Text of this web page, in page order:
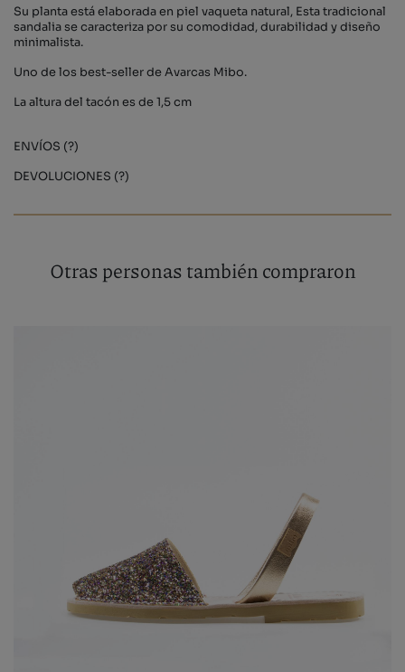
Su planta está elaborada en piel vaqueta natural, Esta tradicional
sandalia se caracteriza por su comodidad, durabilidad y diseño
minimalista.
Uno de los best-seller de Avarcas Mibo.
La altura del tacón es de 1,5 cm
ENVÍOS (?)
DEVOLUCIONES (?)
Otras personas también compraron